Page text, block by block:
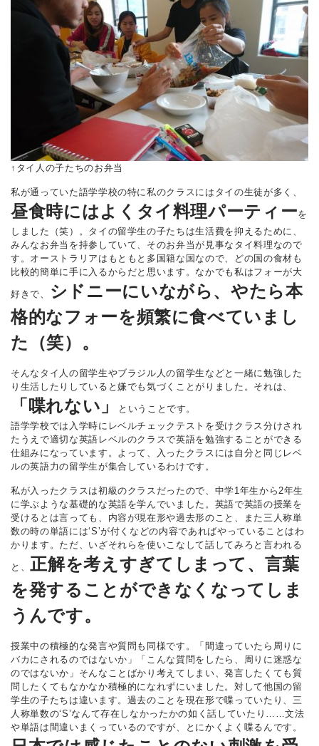
↑タイ人の子たちのお弁当
私が通っていた語学学校の特に私のクラスにはタイの生徒が多く、
昼食時にはよくタイ料理パーティーを
しました（笑）。タイの留学生の子たちは生活費を抑えるために、
みんなお弁当を持参していて、そのお弁当が見事なタイ料理なので
す。オーストラリアはもともと多国籍な国なので、どの国の食材も
比較的簡単に手に入るからだと思います。なかでも私はフォーが大
好きで、
シドニーにいながら、やたら本
格的なフォーを頻繁に食べていまし
た（笑）。
そんなタイ人の留学生やブラジル人の留学生などと一緒に勉強した
り生活したりしていると嫌でも気づくことがりました。それは、
「喋れない」
ということです。
語学学校では入学時にレベルチェックテストを受けクラス分けされ
たうえで適切な英語レベルのクラスで英語を勉強することができる
仕組みになっています。よって、入ったクラスには自分と同じレベ
ルの英語力の留学生が集合しているわけです。
私が入ったクラスは初級のクラスだったので、中学1年生から2年生
に学ぶような基礎的な英語を学んでいました。英語で英語の授業を
受けるとは言っても、内容が現在形や過去形のこと、また三人称単
数の時の単語には‘S’が付くなどの内容であればやっていることはわ
かります。ただ、いざそれらを使いこなして話してみろと言われる
と、 正解を考えすぎてしまって、言葉
を発することができなくなってしま
うんです。
授業中の積極的な発言や質問も同様です。「間違っていたら周りに
バカにされるのではないか」「こんな質問をしたら、周りに迷惑な
のではないか」そんなことばかり考えてしまい、発言したくても質
問したくてもなかなか積極的になれずにいました。対して他国の留
学生の子たちは違います。過去のことを現在形で喋っていたり、三
人称単数の‘S’なんて存在しなかったかの如く話していたり……文法
や単語は間違いまくっているのですが、とにかくよく喋るんです。